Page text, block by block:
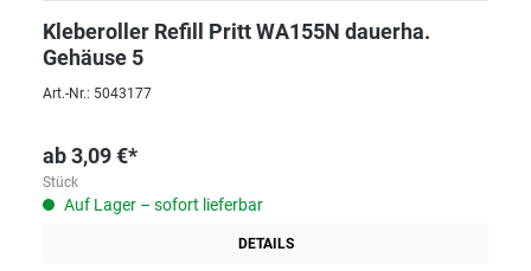
Kleberoller Refill Pritt WA155N dauerha.
Gehäuse 5
Art.-Nr.: 5043177
ab3,09 €*
Stück
Auf Lager – sofort lieferbar
DETAILS